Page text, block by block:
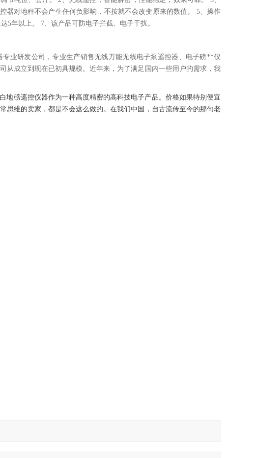
器对地秤不会产生任何负影响，不按就不会改变原来的数值。 5、操作
5年以上。 7、该产品可防电子拦截、电子干扰。
业研发公司，专业生产销售无线万能无线电子泵遥控器、电子磅**仪
成立到现在已初具规模。近年来，为了满足国内一些用户的需求，我
地磅遥控仪器作为一种高度精密的高科技电子产品。价格如果特别便宜
思维的卖家，都是不会这么做的。在我们中国，自古流传至今的那句老